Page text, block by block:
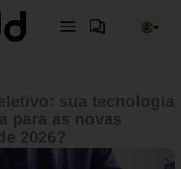
sua tecnologia
para as novas
2026?